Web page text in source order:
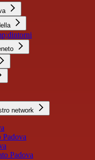
network
Padova
Padova